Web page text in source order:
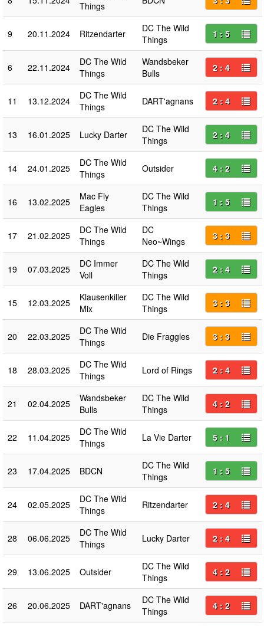
Things
9 20.11.2024 Ritzendarter
DC The Wild
Things
1 : 5
6 22.11.2024
DC The Wild
Things
Wandsbeker
Bulls
2 : 4
11 13.12.2024
DC The Wild
Things
DART'agnans 2 : 4
13 16.01.2025 Lucky Darter
DC The Wild
Things
2 : 4
14 24.01.2025
DC The Wild
Things
Outsider 4 : 2
16 13.02.2025
Mac Fly
Eagles
DC The Wild
Things
1 : 5
17 21.02.2025
DC The Wild
Things
DC
Neo~Wings
3 : 3
19 07.03.2025
DC Immer
Voll
DC The Wild
Things
2 : 4
15 12.03.2025
Klausenkiller
Mix
DC The Wild
Things
3 : 3
20 22.03.2025
DC The Wild
Things
Die Fraggles 3 : 3
18 28.03.2025
DC The Wild
Things
Lord of Rings 2 : 4
21 02.04.2025
Wandsbeker
Bulls
DC The Wild
Things
4 : 2
22 11.04.2025
DC The Wild
Things
La Vie Darter 5 : 1
23 17.04.2025 BDCN
DC The Wild
Things
1 : 5
24 02.05.2025
DC The Wild
Things
Ritzendarter 2 : 4
28 06.06.2025
DC The Wild
Things
Lucky Darter 2 : 4
29 13.06.2025 Outsider
DC The Wild
Things
4 : 2
26 20.06.2025 DART'agnans
DC The Wild
Things
4 : 2